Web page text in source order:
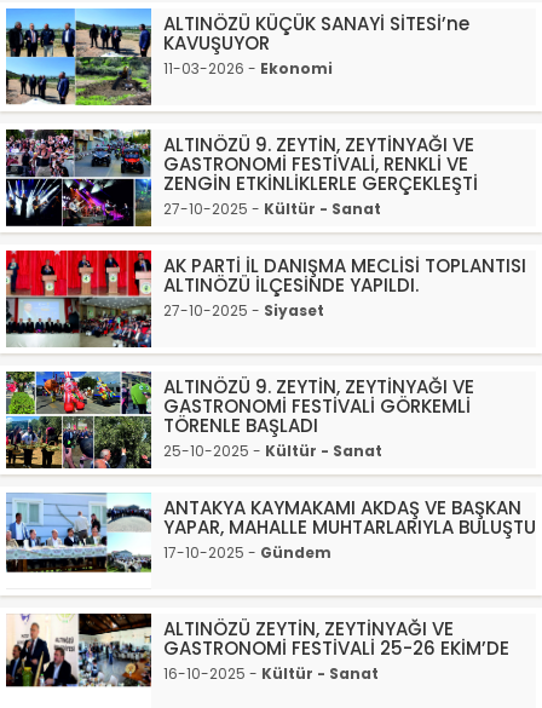
ALTINÖZÜ KÜÇÜK SANAYİ SİTESİ’ne
KAVUŞUYOR
11-03-2026 - Ekonomi
ALTINÖZÜ 9. ZEYTİN, ZEYTİNYAĞI VE
GASTRONOMİ FESTİVALİ, RENKLİ VE
ZENGİN ETKİNLİKLERLE GERÇEKLEŞTİ
27-10-2025 - Kültür - Sanat
AK PARTİ İL DANIŞMA MECLİSİ TOPLANTISI
ALTINÖZÜ İLÇESİNDE YAPILDI.
27-10-2025 - Siyaset
ALTINÖZÜ 9. ZEYTİN, ZEYTİNYAĞI VE
GASTRONOMİ FESTİVALİ GÖRKEMLİ
TÖRENLE BAŞLADI
25-10-2025 - Kültür - Sanat
ANTAKYA KAYMAKAMI AKDAŞ VE BAŞKAN
YAPAR, MAHALLE MUHTARLARIYLA BULUŞTU
17-10-2025 - Gündem
ALTINÖZÜ ZEYTİN, ZEYTİNYAĞI VE
GASTRONOMİ FESTİVALİ 25-26 EKİM’DE
16-10-2025 - Kültür - Sanat